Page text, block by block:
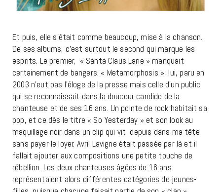
Et puis, elle s’était comme beaucoup, mise à la chanson.
De ses albums, c’est surtout le second qui marque les
esprits. Le premier, « Santa Claus Lane » manquait
certainement de bangers. « Metamorphosis », lui, paru en
2003 n’eut pas l’éloge de la presse mais celle d’un public
qui se reconnaissait dans la douceur candide de la
chanteuse et de ses 16 ans. Un pointe de rock habitait sa
pop, et ce dès le titre « So Yesterday » et son look au
maquillage noir dans un clip qui vit depuis dans ma tête
sans payer le loyer. Avril Lavigne était passée par là et il
fallait ajouter aux compositions une petite touche de
rébellion. Les deux chanteuses âgées de 16 ans
représentaient alors différentes catégories de jeunes-